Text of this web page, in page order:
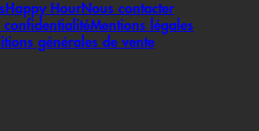
Happy HourNous contacter
confidentialitéMentions légales
générales de vente